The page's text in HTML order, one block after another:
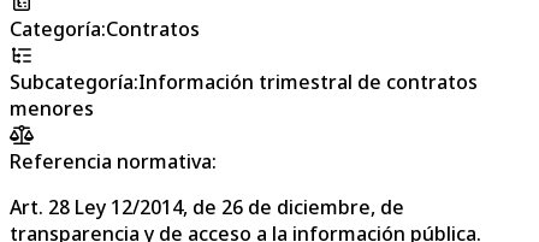
Categoría:Contratos
Subcategoría:Información trimestral de contratos
menores
Referencia normativa:
Art. 28 Ley 12/2014, de 26 de diciembre, de
transparencia y de acceso a la información pública.